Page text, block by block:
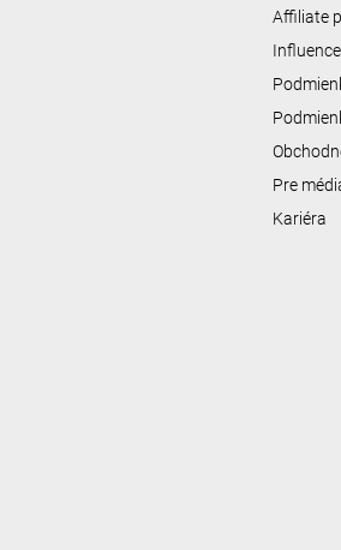
Affiliate
Pre
Kariéra